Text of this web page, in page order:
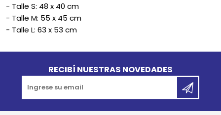
- Talle S: 48 x 40 cm
- Talle M: 55 x 45 cm
- Talle L: 63 x 53 cm
RECIBÍ NUESTRAS NOVEDADES